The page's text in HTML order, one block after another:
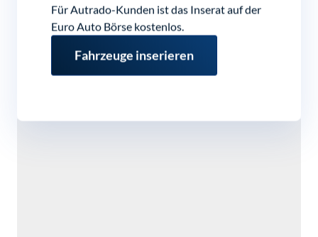
Für Autrado-Kunden ist das Inserat auf der
Euro Auto Börse kostenlos.
Fahrzeuge inserieren